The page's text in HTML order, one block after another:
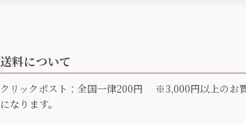
送料について
クリックポスト：全国一律200円 ※3,000円以上のお
になります。